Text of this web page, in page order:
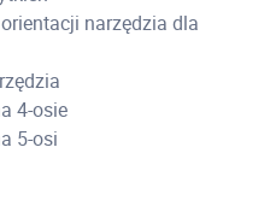
narzędzia dla
4-osie
5-osi